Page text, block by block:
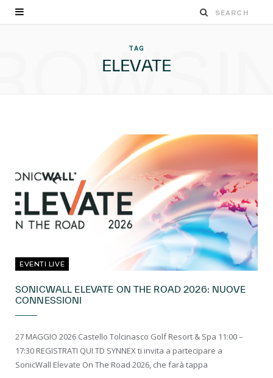
TAG
ELEVATE
EVENTI LIVE
SONICWALL ELEVATE ON THE ROAD 2026: NUOVE
CONNESSIONI
27 MAGGIO 2026 Castello Tolcinasco Golf Resort & Spa 11:00 –
17:30 REGISTRATI QUI TD SYNNEX ti invita a partecipare a
SonicWall Elevate On The Road 2026, che farà tappa